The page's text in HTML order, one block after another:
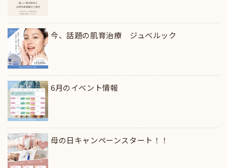
今、話題の肌育治療 ジュべルック
6月のイベント情報
母の日キャンペーンスタート！！